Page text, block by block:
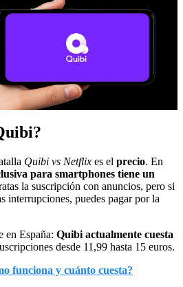
Quibi vs Netflix es el precio. En
para smartphones tiene un
la suscripción con anuncios, pero si
interrupciones, puedes pagar por la
en España: Quibi actualmente cuesta
desde 11,99 hasta 15 euros.
funciona y cuánto cuesta?